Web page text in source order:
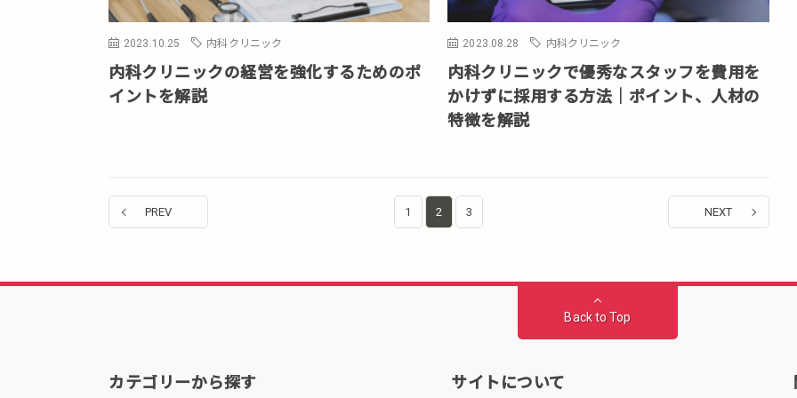
2023.10.25 内科クリニック
内科クリニックの経営を強化するためのポ
イントを解説
2023.08.28 内科クリニック
内科クリニックで優秀なスタッフを費用を
かけずに採用する方法｜ポイント、人材の
特徴を解説
PREV 1 2 3 NEXT
Back to Top
カテゴリーから探す サイトについて